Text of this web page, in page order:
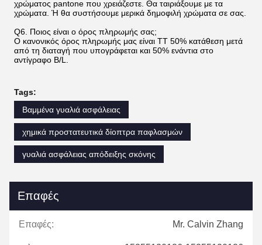
χρώματος pantone που χρειάζεστε. Θα ταιριάξουμε με τα
χρώματα. Ή θα συστήσουμε μερικά δημοφιλή χρώματα σε σας.
Q6. Ποιος είναι ο όρος πληρωμής σας;
Ο κανονικός όρος πληρωμής μας είναι TT 50% κατάθεση μετά
από τη διαταγή που υπογράφεται και 50% ενάντια στο
αντίγραφο B/L.
Tags:
Βαμμένα γυαλιά ασφάλειας
χημικά προστατευτικά δίοπτρα παφλασμών
γυαλιά ασφάλειας απόδειξης σκόνης
Επαφές
Επαφές: Mr. Calvin Zhang